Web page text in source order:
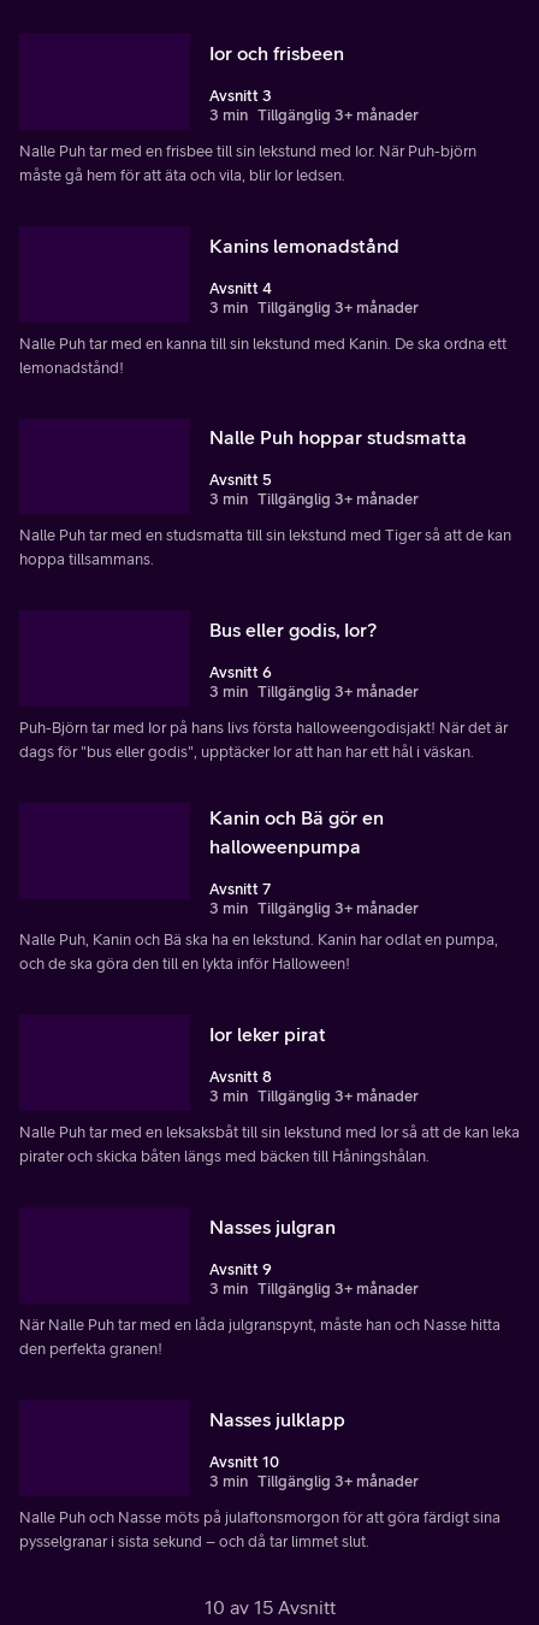
Ior och frisbeen
Avsnitt 3
3 min Tillgänglig 3+ månader
Nalle Puh tar med en frisbee till sin lekstund med Ior. När Puh-björn
måste gå hem för att äta och vila, blir Ior ledsen.
Kanins lemonadstånd
Avsnitt 4
3 min Tillgänglig 3+ månader
Nalle Puh tar med en kanna till sin lekstund med Kanin. De ska ordna ett
lemonadstånd!
Nalle Puh hoppar studsmatta
Avsnitt 5
3 min Tillgänglig 3+ månader
Nalle Puh tar med en studsmatta till sin lekstund med Tiger så att de kan
hoppa tillsammans.
Bus eller godis, Ior?
Avsnitt 6
3 min Tillgänglig 3+ månader
Puh-Björn tar med Ior på hans livs första halloweengodisjakt! När det är
dags för "bus eller godis", upptäcker Ior att han har ett hål i väskan.
Kanin och Bä gör en
halloweenpumpa
Avsnitt 7
3 min Tillgänglig 3+ månader
Nalle Puh, Kanin och Bä ska ha en lekstund. Kanin har odlat en pumpa,
och de ska göra den till en lykta inför Halloween!
Ior leker pirat
Avsnitt 8
3 min Tillgänglig 3+ månader
Nalle Puh tar med en leksaksbåt till sin lekstund med Ior så att de kan leka
pirater och skicka båten längs med bäcken till Håningshålan.
Nasses julgran
Avsnitt 9
3 min Tillgänglig 3+ månader
När Nalle Puh tar med en låda julgranspynt, måste han och Nasse hitta
den perfekta granen!
Nasses julklapp
Avsnitt 10
3 min Tillgänglig 3+ månader
Nalle Puh och Nasse möts på julaftonsmorgon för att göra färdigt sina
pysselgranar i sista sekund – och då tar limmet slut.
10 av 15 Avsnitt